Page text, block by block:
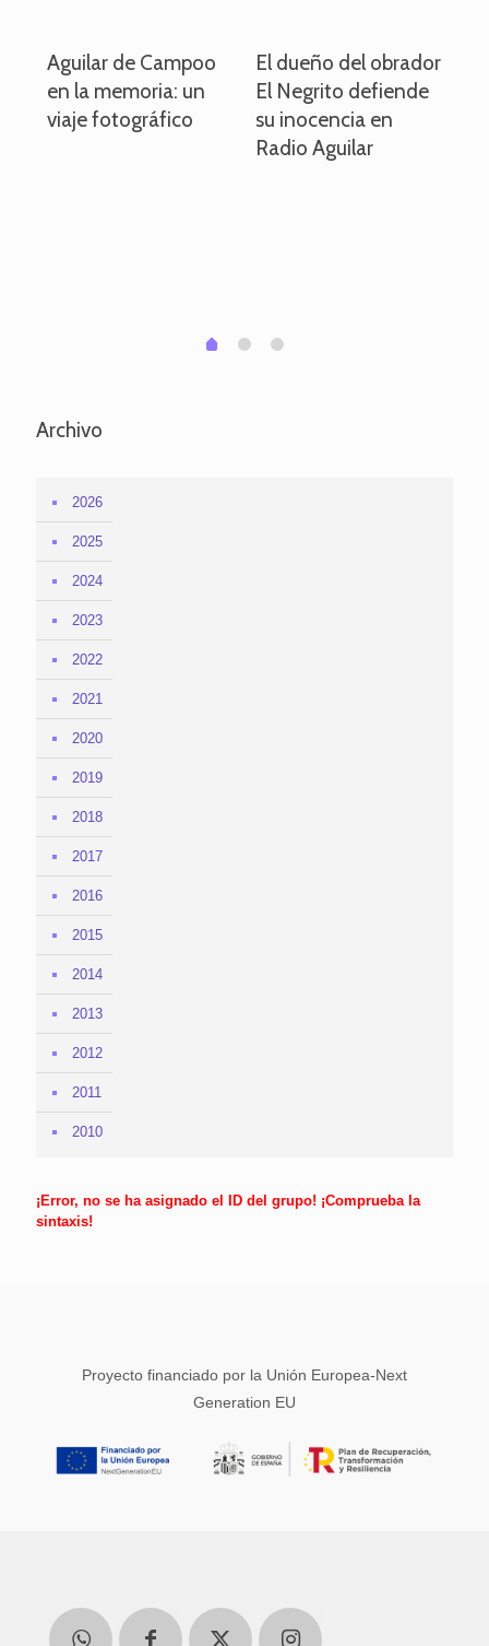
Aguilar de Campoo
en la memoria: un
viaje fotográfico
El dueño del obrador
El Negrito defiende
su inocencia en
Radio Aguilar
0 1 2
Archivo
2026
2025
2024
2023
2022
2021
2020
2019
2018
2017
2016
2015
2014
2013
2012
2011
2010
¡Error, no se ha asignado el ID del grupo! ¡Comprueba la
sintaxis!
Proyecto financiado por la Unión Europea-Next
Generation EU